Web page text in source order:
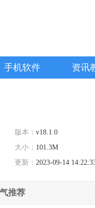
手机软件 资讯
版本： v18.1.0
大小： 101.3M
更新： 2023-09-14
推荐